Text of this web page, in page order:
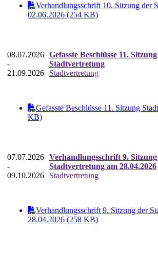
Verhandlungsschrift 10. Sitzung der
02.06.2026 (254 KB)
08.07.2026
-
21.09.2026
Gefasste Beschlüsse 11. Sitzung
Stadtvertretung
Stadtvertretung
Gefasste Beschlüsse 11. Sitzung
KB)
07.07.2026
-
09.10.2026
Verhandlungsschrift 9.
Stadtvertretung am 28.04.2026
Stadtvertretung
Verhandlungsschrift 9. Sitzung der
28.04.2026 (258 KB)